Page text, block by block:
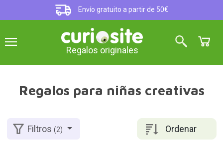
Envío gratuito a partir de 50€
Regalos originales
Regalos para niñas creativas
Ordenar
Filtros(2)